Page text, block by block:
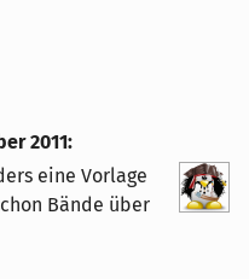
2011:
eine Vorlage
Bände über